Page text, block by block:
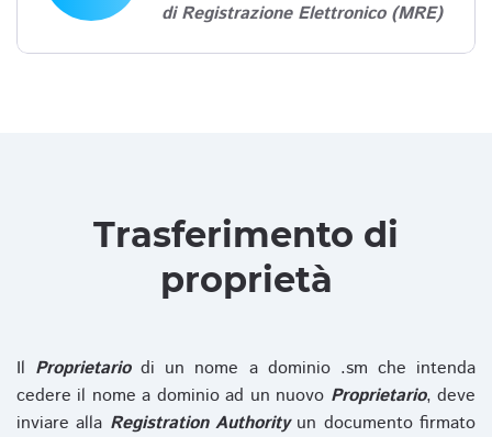
di Registrazione Elettronico (MRE)
Trasferimento di
proprietà
Il Proprietariodi un nome a dominio .sm che intenda
cedere il nome a dominio ad un nuovo Proprietario, deve
inviare alla Registration Authorityun documento firmato